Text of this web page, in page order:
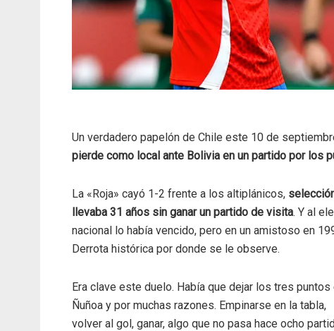
Un verdadero papelón de Chile este 10 de
pierde como local ante Bolivia en un partido por los
La «Roja» cayó 1-2 frente a los altiplánicos,
llevaba 31 años sin ganar un partido de visita. Y al
nacional lo había vencido, pero en un amistoso en
Derrota histórica por donde se le observe.
Era clave este duelo. Había que dejar los tres puntos
Ñuñoa y por muchas razones. Empinarse en la tabla,
volver al gol, ganar, algo que no pasa hace ocho